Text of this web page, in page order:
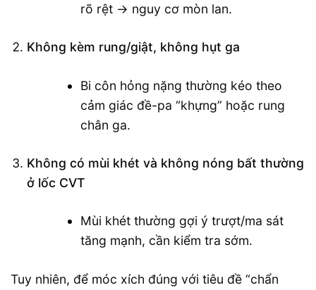
rõ rệt → nguy cơ mòn lan.
Không kèm rung/giật, không hụt ga
Bi côn hỏng nặng thường kéo theo
cảm giác đề-pa “khựng” hoặc rung
chân ga.
Không có mùi khét và không nóng bất thường
ở lốc CVT
Mùi khét thường gợi ý trượt/ma sát
tăng mạnh, cần kiểm tra sớm.
Tuy nhiên, để móc xích đúng với tiêu đề “chẩn